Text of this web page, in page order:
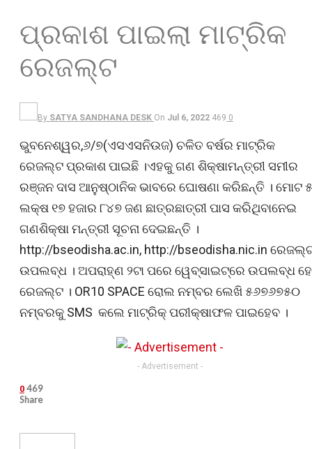
ପ୍ରକାଶ ପାଇଲା ମାଟ୍ରିକ
ରେଜଲ୍ଟ
By SATYA SANDHANA DESK On Jul 6, 2022 469 0
ଭୁବନେଶ୍ୱର,୬/୭(ଏସଏସନିଉଜ) ଚଳିତ ବର୍ଷର ମାଟ୍ରିକ
ରେଜଲ୍ଟ ପ୍ରକାଶ ପାଇଛି ।ଏହକୁ ଗଣ ଶିକ୍ଷାମନ୍ତ୍ରୀ ସମୀର
ରଞ୍ଜନ ଦାସ ଆନୁଷ୍ଠାନିକ ଭାବରେ ଘୋଷଣା କରିଛନ୍ତି । ମୋଟ ୫
ଲକ୍ଷ ୧୭ ହଜାର ୮୪୭ ଜଣ ଛାତ୍ରଛାତ୍ରୀ ପାସ କରିଥିବାନେଇ
ଗଣଶିକ୍ଷା ମନ୍ତ୍ରୀ ସୂଚନା ଦେଇଛନ୍ତି ।
http://bseodisha.ac.in, http://bseodisha.nic.in
ଉପଲବ୍ଧ । ଅପରାହ୍‌ଣ ୨ଟା ପରେ ୱେବ୍‌ସାଇଟ୍‌ରେ ଉପଲବ୍ଧ
ରେଜଲ୍ଟ । OR10 SPACE ରୋଲ ନମ୍ବର ଲେଖି ୫୬୭୬୭୫୦
ନମ୍ବରକୁ SMS କଲେ ମାଟ୍ରିକ୍ ପରୀକ୍ଷାଫଳ ପାଇହେବ ।
- Advertisement -
0 469
Share